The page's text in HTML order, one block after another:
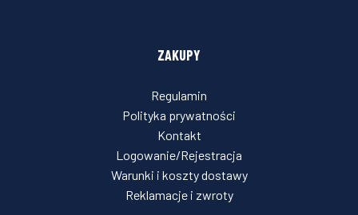
ZAKUPY
Regulamin
Polityka prywatności
Kontakt
Logowanie/Rejestracja
Warunki i koszty dostawy
Reklamacje i zwroty